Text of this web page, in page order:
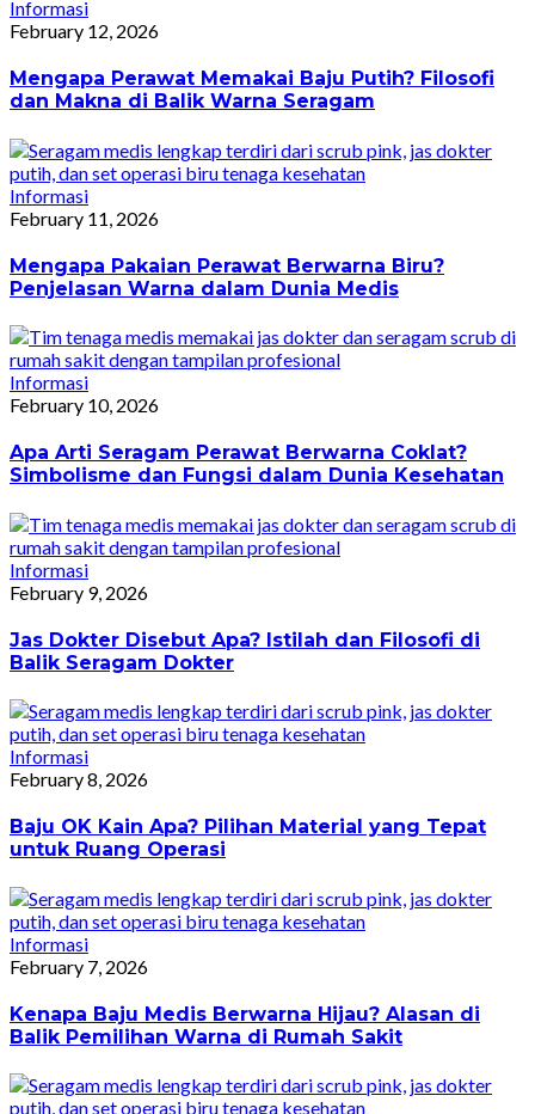
Informasi
February 12, 2026
Mengapa Perawat Memakai Baju Putih? Filosofi
dan Makna di Balik Warna Seragam
Informasi
February 11, 2026
Mengapa Pakaian Perawat Berwarna Biru?
Penjelasan Warna dalam Dunia Medis
Informasi
February 10, 2026
Apa Arti Seragam Perawat Berwarna Coklat?
Simbolisme dan Fungsi dalam Dunia Kesehatan
Informasi
February 9, 2026
Jas Dokter Disebut Apa? Istilah dan Filosofi di
Balik Seragam Dokter
Informasi
February 8, 2026
Baju OK Kain Apa? Pilihan Material yang Tepat
untuk Ruang Operasi
Informasi
February 7, 2026
Kenapa Baju Medis Berwarna Hijau? Alasan di
Balik Pemilihan Warna di Rumah Sakit